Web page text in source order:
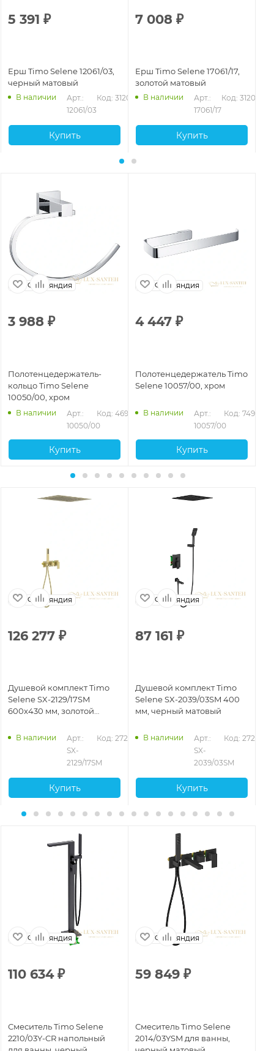
5 391 ₽
Ерш Timo Selene 12061/03,
черный матовый
В наличии
Арт.:
12061/03
Код: 31200
Купить
7 008 ₽
Ерш Timo Selene 17061/17,
золотой матовый
В наличии
Арт.:
17061/17
Код: 31202
Купить
Финляндия
3 988 ₽
Полотенцедержатель-
кольцо Timo Selene
10050/00, хром
В наличии
Арт.:
10050/00
Код: 46951
Купить
Финляндия
4 447 ₽
Полотенцедержатель Timo
Selene 10057/00, хром
В наличии
Арт.:
10057/00
Код: 74938
Купить
Финляндия
126 277 ₽
Душевой комплект Timo
Selene SX-2129/17SM
600x430 мм, золотой
В наличии
Арт.:
SX-
2129/17SM
Код: 27218
Купить
Финляндия
87 161 ₽
Душевой комплект Timo
Selene SX-2039/03SM 400
мм, черный матовый
В наличии
Арт.:
SX-
2039/03SM
Код: 27211
Купить
Финляндия
110 634₽
Смеситель Timo Selene
2210/03Y-CR напольный
Финляндия
59 849 ₽
Смеситель Timo Selene
2014/03YSM для ванны,